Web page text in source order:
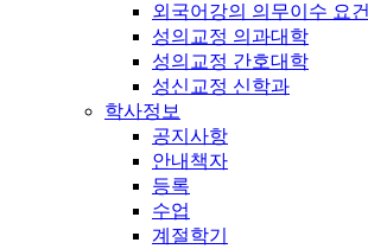
외국어강의 의무이수 요건
성의교정 의과대학
성의교정 간호대학
성신교정 신학과
학사정보
공지사항
안내책자
등록
수업
계절학기